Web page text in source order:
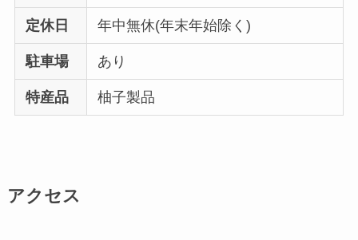
定休日 年中無休(年末年始除く)
駐車場 あり
特産品 柚子製品
アクセス